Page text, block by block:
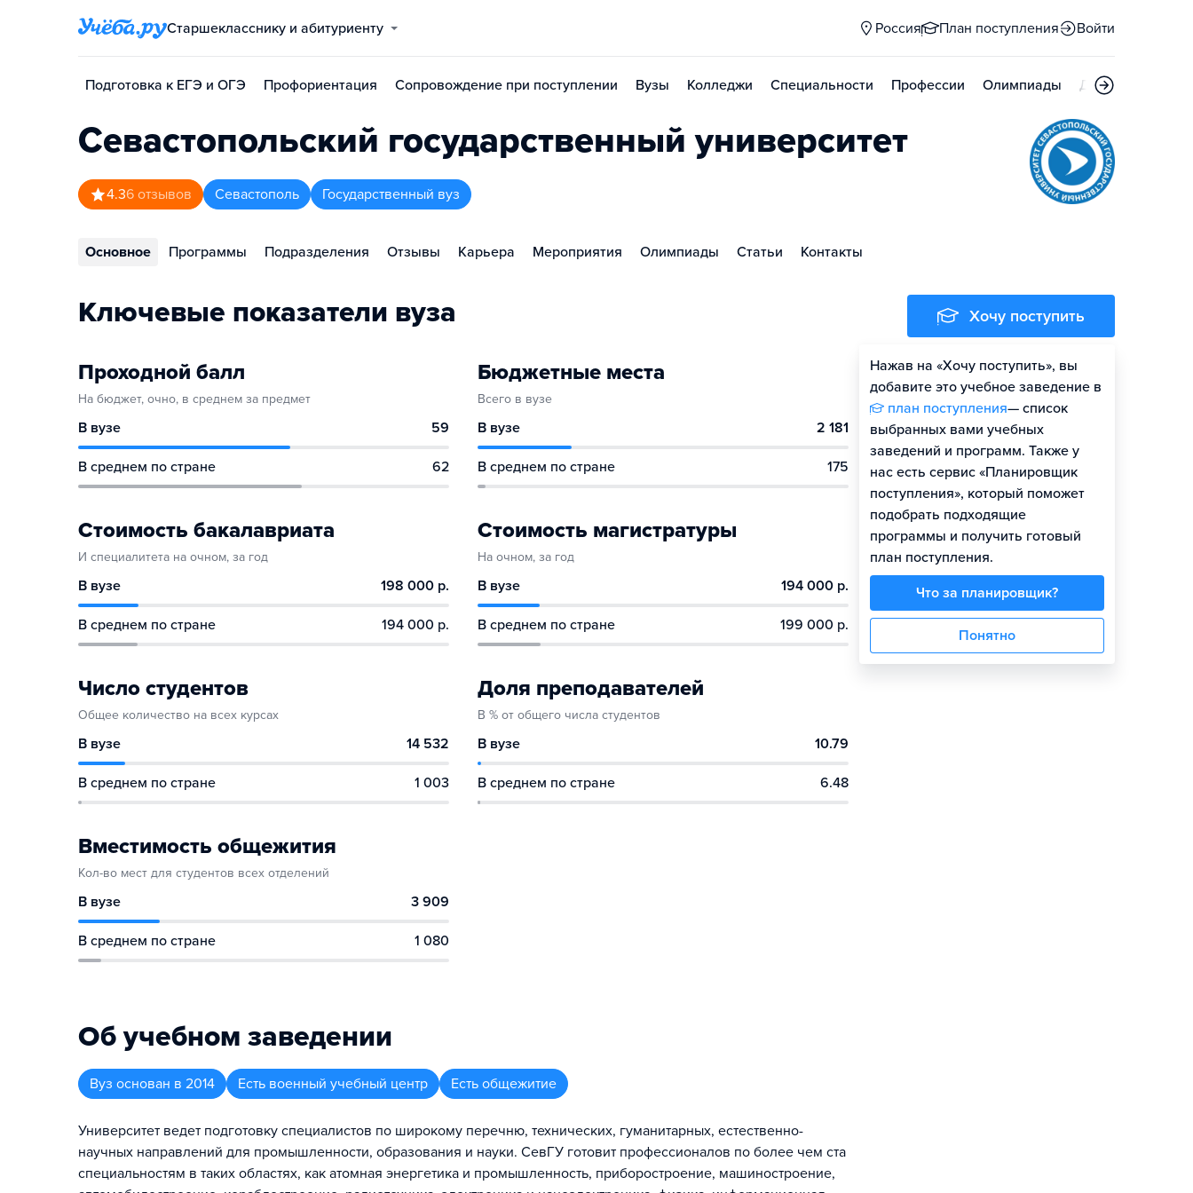
Старшекласснику и абитуриенту Россия План поступления Войти
Подготовка к ЕГЭ и ОГЭ Профориентация Сопровождение при поступлении Вузы Колледжи Специальности Профессии Олимпиады Дни открытых
Севастопольский государственный университет
4.36 отзывов Севастополь Государственный вуз
Основное Программы Подразделения Отзывы Карьера Мероприятия Олимпиады Статьи Контакты
Ключевые показатели вуза
Проходной балл
На бюджет, очно, в среднем за предмет
В вузе 59
В среднем по стране 62
Бюджетные места
Всего в вузе
В вузе 2 181
В среднем по стране 175
Стоимость бакалавриата
И специалитета на очном, за год
В вузе 198 000 р.
В среднем по стране 194 000 р.
Стоимость магистратуры
На очном, за год
В вузе 194 000 р.
В среднем по стране 199 000 р.
Число студентов
Общее количество на всех курсах
В вузе 14 532
В среднем по стране 1 003
Доля преподавателей
В % от общего числа студентов
В вузе 10.79
В среднем по стране 6.48
Вместимость общежития
Кол-во мест для студентов всех отделений
В вузе 3 909
В среднем по стране 1 080
Об учебном заведении
Вуз основан в 2014 Есть военный учебный центр Есть общежитие
Университет ведет подготовку специалистов по широкому перечню, технических, гуманитарных, естественно-
научных направлений для промышленности, образования и науки. СевГУ готовит профессионалов по более чем ста
специальностям в таких областях, как атомная энергетика и промышленность, приборостроение, машиностроение,
Хочу поступить
Нажав на «Хочу поступить», вы
добавите это учебное заведение в
план поступления— список
выбранных вами учебных
заведений и программ. Также у
нас есть сервис «Планировщик
поступления», который поможет
подобрать подходящие
программы и получить готовый
план поступления.
Что за планировщик?
Понятно
Оценить шансы